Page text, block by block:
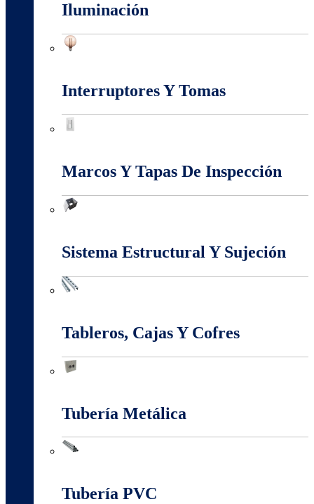
Iluminación
Interruptores Y Tomas
Marcos Y Tapas De Inspección
Sistema Estructural Y Sujeción
Tableros, Cajas Y Cofres
Tubería Metálica
Tubería PVC